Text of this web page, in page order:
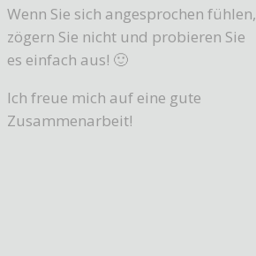
Wenn Sie sich angesprochen fühlen,
zögern Sie nicht und probieren Sie
es einfach aus! 🙂
Ich freue mich auf eine gute
Zusammenarbeit!